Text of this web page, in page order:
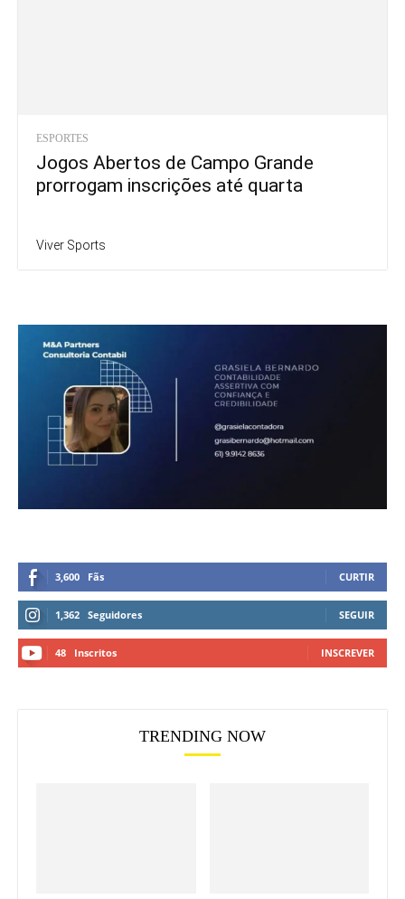
ESPORTES
Jogos Abertos de Campo Grande
prorrogam inscrições até quarta
Viver Sports
3,600 Fãs CURTIR
1,362 Seguidores SEGUIR
48 Inscritos INSCREVER
TRENDING NOW